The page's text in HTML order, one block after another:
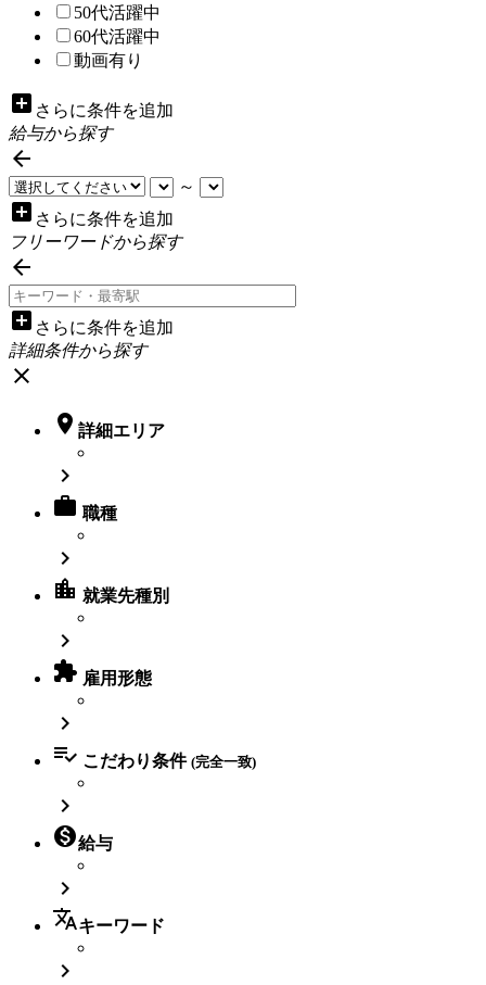
50代活躍中
60代活躍中
動画有り
add_box さらに条件を追加
給与から探す

～
add_box さらに条件を追加
フリーワードから探す

add_box さらに条件を追加
詳細条件から探す
close
 詳細エリア

 職種

location_city 就業先種別

 雇用形態

 こだわり条件 (完全一致)

給与

translateキーワード
